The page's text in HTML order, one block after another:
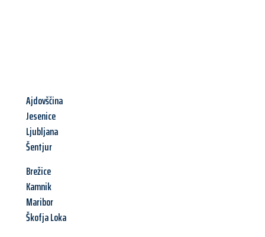
Ajdovščina
Jesenice
Ljubljana
Šentjur
Brežice
Kamnik
Maribor
Škofja Loka